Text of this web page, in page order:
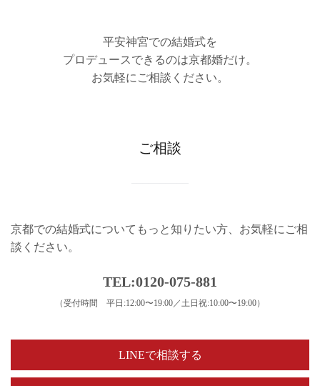
平安神宮での結婚式を
プロデュースできるのは京都婚だけ。
お気軽にご相談ください。
ご相談
京都での結婚式についてもっと知りたい方、お気軽にご相
談ください。
TEL:0120-075-881
（受付時間 平日:12:00〜19:00／土日祝:10:00〜19:00）
LINEで相談する